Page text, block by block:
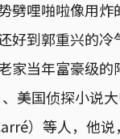
劈哩啪啦像用
好到郭重兴的冷
家当年富豪级
美国侦探小说
）等人，他说